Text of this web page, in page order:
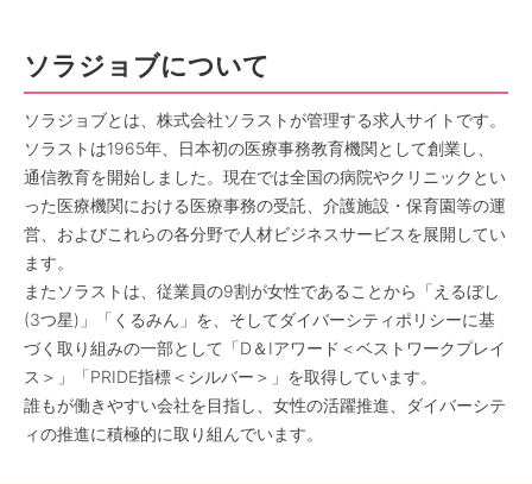
ソラジョブについて
ソラジョブとは、株式会社ソラストが管理する求人サイトです。
ソラストは1965年、日本初の医療事務教育機関として創業し、
通信教育を開始しました。現在では全国の病院やクリニックとい
った医療機関における医療事務の受託、介護施設・保育園等の運
営、およびこれらの各分野で人材ビジネスサービスを展開してい
ます。
またソラストは、従業員の9割が女性であることから「えるぼし
(3つ星)」「くるみん」を、そしてダイバーシティポリシーに基
づく取り組みの一部として「D＆Iアワード＜ベストワークプレイ
ス＞」「PRIDE指標＜シルバー＞」を取得しています。
誰もが働きやすい会社を目指し、女性の活躍推進、ダイバーシテ
ィの推進に積極的に取り組んでいます。